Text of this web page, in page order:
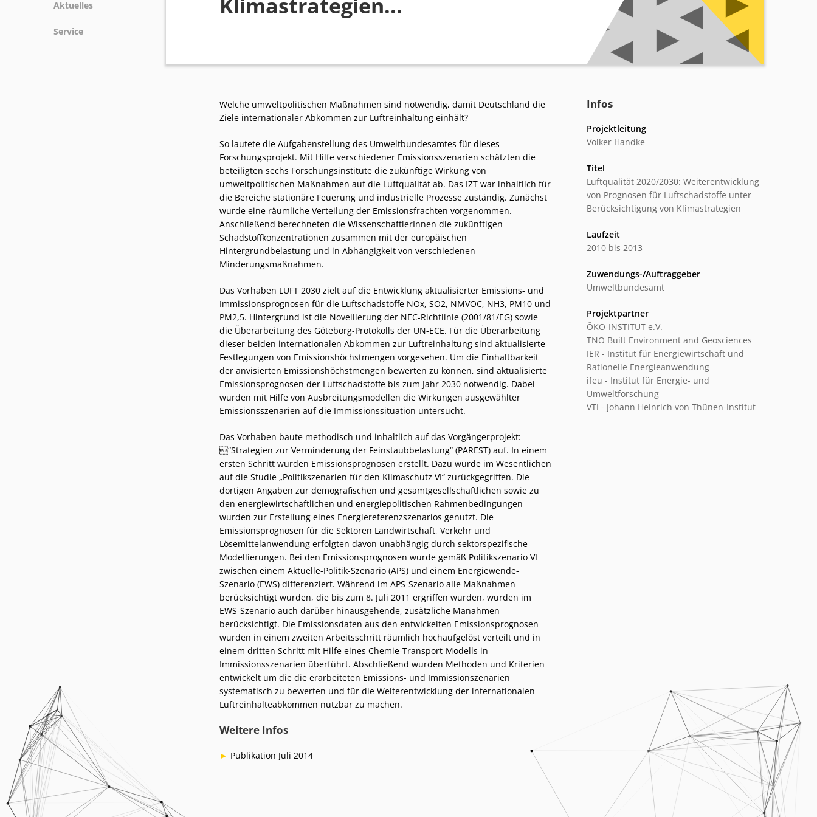
Aktuelles
Service
Welche umweltpolitischen Maßnahmen sind notwendig, damit Deutschland die
Ziele internationaler Abkommen zur Luftreinhaltung einhält?
So lautete die Aufgabenstellung des Umweltbundesamtes für dieses
Forschungsprojekt. Mit Hilfe verschiedener Emissionsszenarien schätzten die
beteiligten sechs Forschungsinstitute die zukünftige Wirkung von
umweltpolitischen Maßnahmen auf die Luftqualität ab. Das IZT war inhaltlich für
die Bereiche stationäre Feuerung und industrielle Prozesse zuständig. Zunächst
wurde eine räumliche Verteilung der Emissionsfrachten vorgenommen.
Anschließend berechneten die WissenschaftlerInnen die zukünftigen
Schadstoffkonzentrationen zusammen mit der europäischen
Hintergrundbelastung und in Abhängigkeit von verschiedenen
Minderungsmaßnahmen.
Das Vorhaben LUFT 2030 zielt auf die Entwicklung aktualisierter Emissions- und
Immissionsprognosen für die Luftschadstoffe NOx, SO2, NMVOC, NH3, PM10 und
PM2,5. Hintergrund ist die Novellierung der NEC-Richtlinie (2001/81/EG) sowie
die Überarbeitung des Göteborg-Protokolls der UN-ECE. Für die Überarbeitung
dieser beiden internationalen Abkommen zur Luftreinhaltung sind aktualisierte
Festlegungen von Emissionshöchstmengen vorgesehen. Um die Einhaltbarkeit
der anvisierten Emissionshöchstmengen bewerten zu können, sind aktualisierte
Emissionsprognosen der Luftschadstoffe bis zum Jahr 2030 notwendig. Dabei
wurden mit Hilfe von Ausbreitungsmodellen die Wirkungen ausgewählter
Emissionsszenarien auf die Immissionssituation untersucht.
Das Vorhaben baute methodisch und inhaltlich auf das Vorgängerprojekt:
“Strategien zur Verminderung der Feinstaubbelastung“ (PAREST) auf. In einem
ersten Schritt wurden Emissionsprognosen erstellt. Dazu wurde im Wesentlichen
auf die Studie „Politikszenarien für den Klimaschutz VI“ zurückgegriffen. Die
dortigen Angaben zur demografischen und gesamtgesellschaftlichen sowie zu
den energiewirtschaftlichen und energiepolitischen Rahmenbedingungen
wurden zur Erstellung eines Energiereferenzszenarios genutzt. Die
Emissionsprognosen für die Sektoren Landwirtschaft, Verkehr und
Lösemittelanwendung erfolgten davon unabhängig durch sektorspezifische
Modellierungen. Bei den Emissionsprognosen wurde gemäß Politikszenario VI
zwischen einem Aktuelle-Politik-Szenario (APS) und einem Energiewende-
Szenario (EWS) differenziert. Während im APS-Szenario alle Maßnahmen
berücksichtigt wurden, die bis zum 8. Juli 2011 ergriffen wurden, wurden im
EWS-Szenario auch darüber hinausgehende, zusätzliche Manahmen
berücksichtigt. Die Emissionsdaten aus den entwickelten Emissionsprognosen
wurden in einem zweiten Arbeitsschritt räumlich hochaufgelöst verteilt und in
einem dritten Schritt mit Hilfe eines Chemie-Transport-Modells in
Immissionsszenarien überführt. Abschließend wurden Methoden und Kriterien
entwickelt um die die erarbeiteten Emissions- und Immissionszenarien
systematisch zu bewerten und für die Weiterentwicklung der internationalen
Luftreinhalteabkommen nutzbar zu machen.
Weitere Infos
Publikation Juli 2014
Infos
Projektleitung
Volker Handke
Titel
Luftqualität 2020/2030: Weiterentwicklung
von Prognosen für Luftschadstoffe unter
Berücksichtigung von Klimastrategien
Laufzeit
2010 bis 2013
Zuwendungs-/Auftraggeber
Umweltbundesamt
Projektpartner
ÖKO-INSTITUT e.V.
TNO Built Environment and Geosciences
IER - Institut für Energiewirtschaft und
Rationelle Energieanwendung
ifeu - Institut für Energie- und
Umweltforschung
VTI - Johann Heinrich von Thünen-Institut